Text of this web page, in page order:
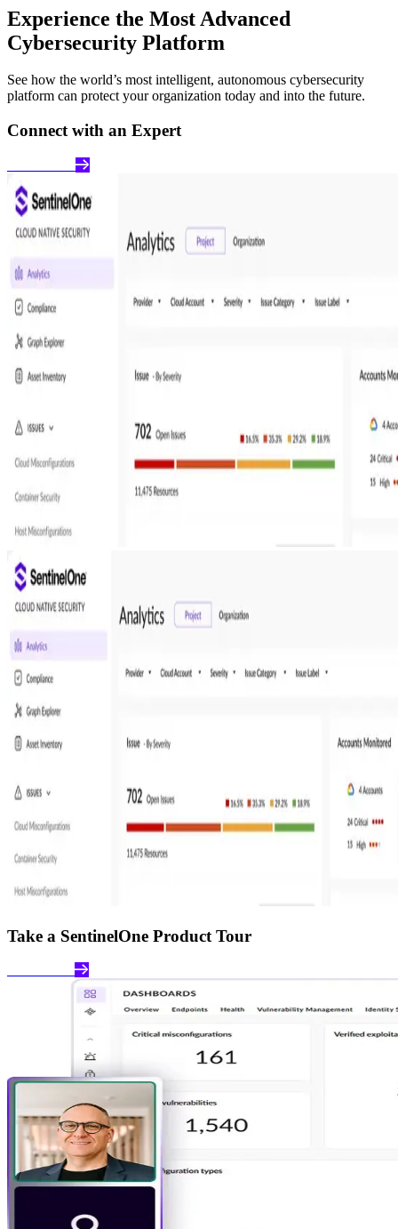
Experience the Most Advanced
Cybersecurity Platform
See how the world’s most intelligent, autonomous cybersecurity
platform can protect your organization today and into the future.
Connect with an Expert
Take a SentinelOne Product Tour